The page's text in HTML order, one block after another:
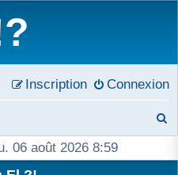
Connexion
Inscription
06 août 2026 8:59